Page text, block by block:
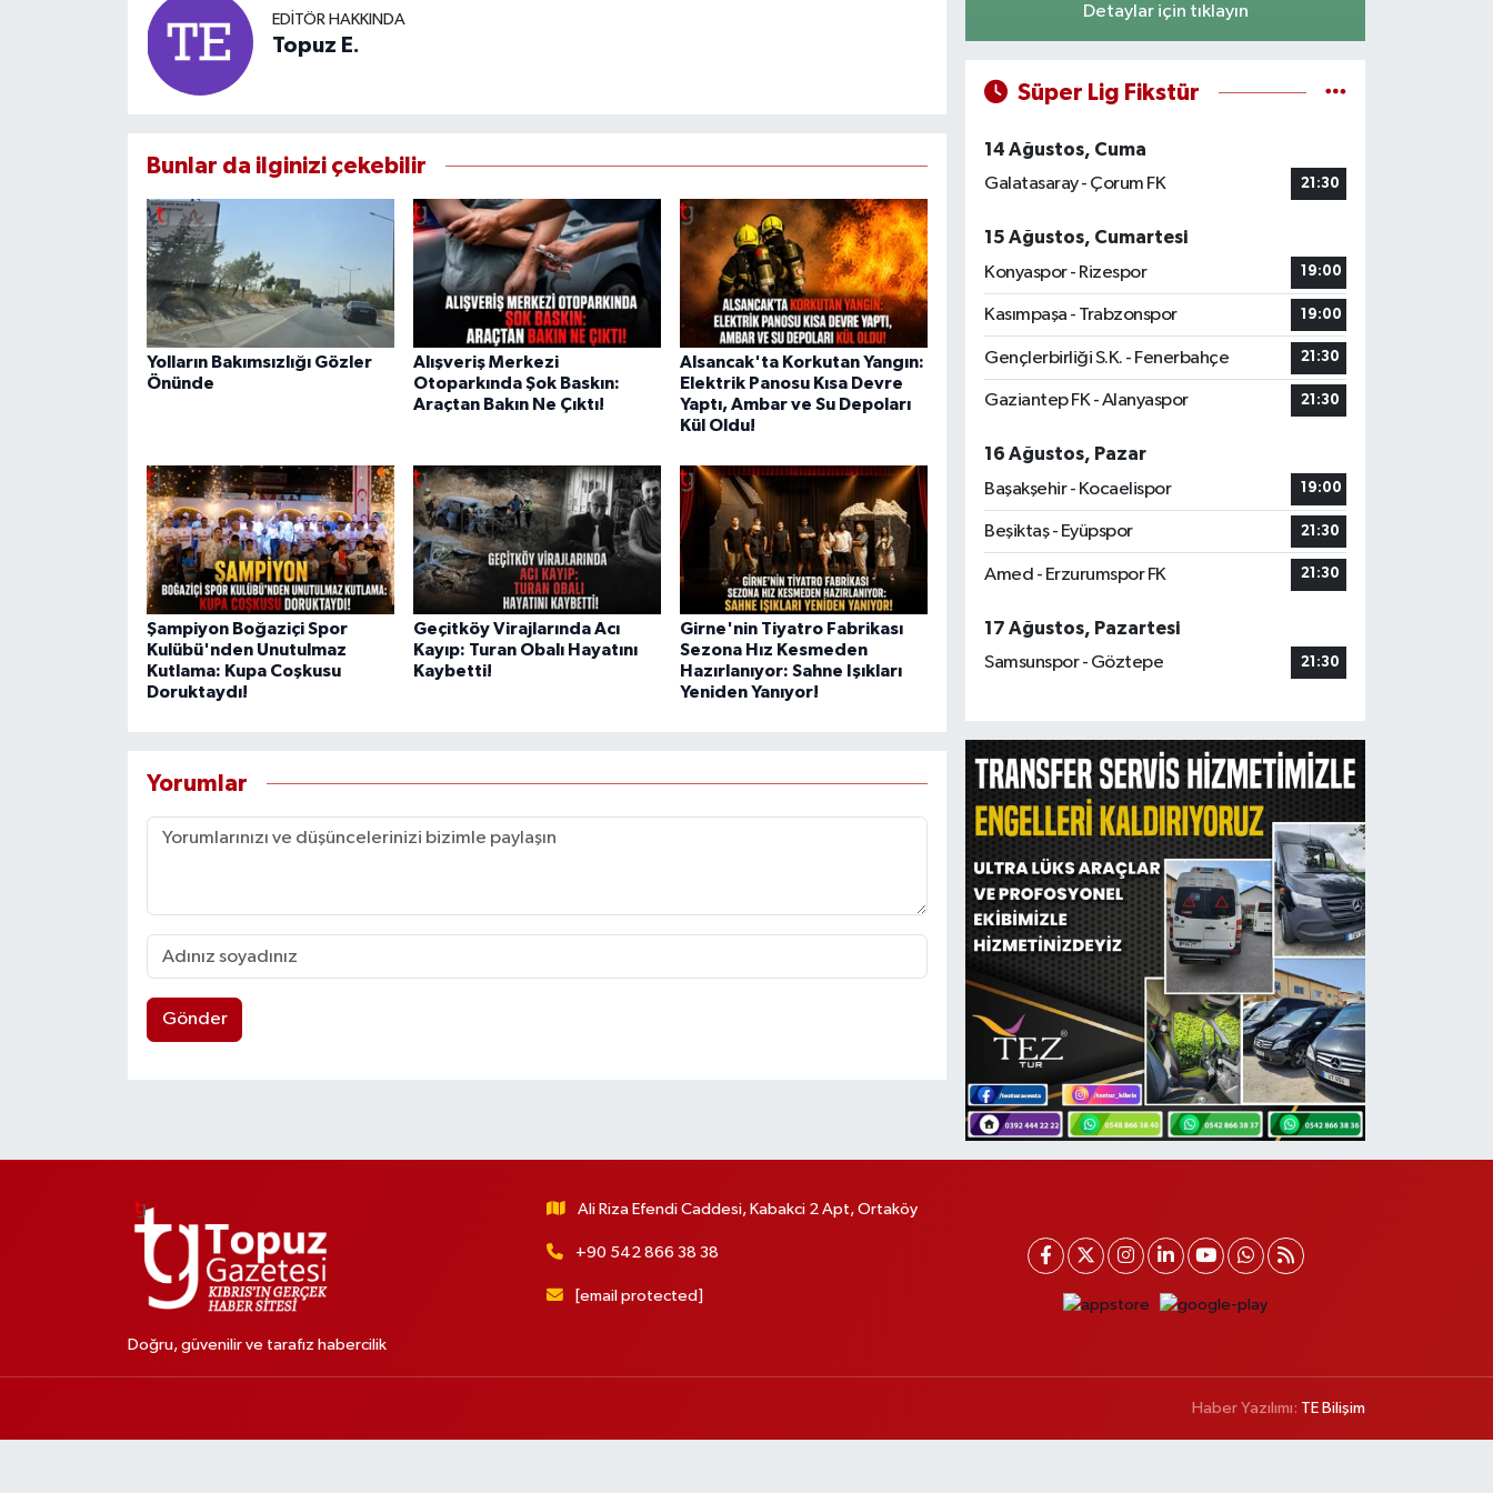
EDITÖR HAKKINDA
Topuz E.
Bunlar da ilginizi çekebilir
Yolların Bakımsızlığı Gözler
Önünde
Alışveriş Merkezi
Otoparkında Şok Baskın:
Araçtan Bakın Ne Çıktı!
Alsancak'ta Korkutan Yangın:
Elektrik Panosu Kısa Devre
Yaptı, Ambar ve Su Depoları
Kül Oldu!
Şampiyon Boğaziçi Spor
Kulübü'nden Unutulmaz
Kutlama: Kupa Coşkusu
Doruktaydı!
Geçitköy Virajlarında Acı
Kayıp: Turan Obalı Hayatını
Kaybetti!
Girne'nin Tiyatro Fabrikası
Sezona Hız Kesmeden
Hazırlanıyor: Sahne Işıkları
Yeniden Yanıyor!
Yorumlar
Gönder
Detaylar için tıklayın
Süper Lig Fikstür
14 Ağustos, Cuma
Galatasaray - Çorum FK
21:30
15 Ağustos, Cumartesi
Konyaspor - Rizespor
19:00
Kasımpaşa - Trabzonspor 19:00
Gençlerbirliği S.K. - Fenerbahçe 21:30
Gaziantep FK - Alanyaspor 21:30
16 Ağustos, Pazar
Başakşehir - Kocaelispor
19:00
Beşiktaş - Eyüpspor 21:30
Amed - Erzurumspor FK 21:30
17 Ağustos, Pazartesi
Samsunspor - Göztepe
21:30
Doğru, güvenilir ve tarafız habercilik
Ali Riza Efendi Caddesi, Kabakci 2 Apt, Ortaköy
+90 542 866 38 38
[email protected]
Haber Yazılımı: TE Bilişim